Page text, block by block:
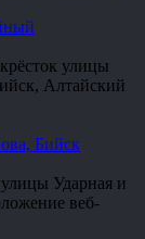
улицы
Алтайский
Бийск
Ударная и
веб-